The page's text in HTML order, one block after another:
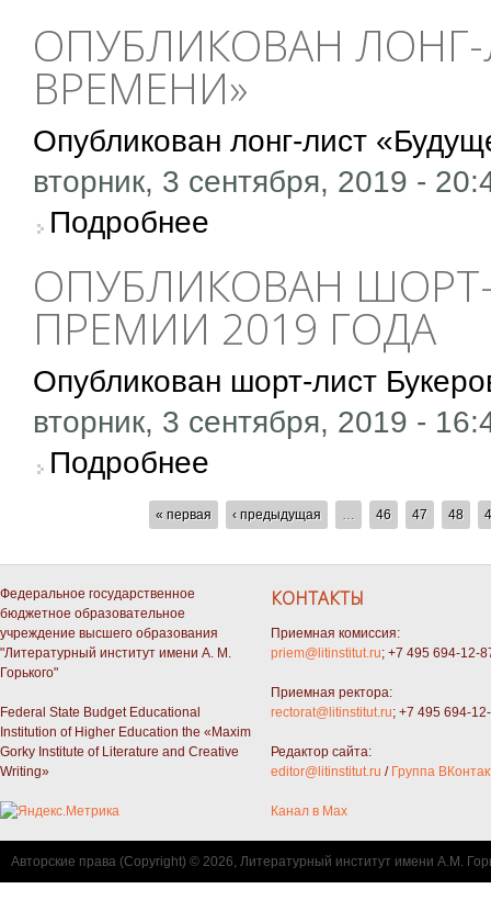
ОПУБЛИКОВАН
ВРЕМЕНИ»
Опубликован лонг-лист
вторник, 3 сентября, 2019 -
Подробнее
ОПУБЛИКОВАН
ПРЕМИИ 2019 ГОДА
Опубликован шорт-лист
вторник, 3 сентября, 2019 -
Подробнее
СТРАНИЦЫ« первая ‹ предыдущая 46 47 48
Федеральное государственное
бюджетное образовательное
учреждение высшего образования
"Литературный институт имени А. М.
Горького"
Federal State Budget Educational
Institution of Higher Education the «Maxim
Gorky Institute of Literature and Creative
Writing»
КОНТАКТЫ
Приемная комиссия:
priem@litinstitut.ru; +7 495 694-12-
Приемная ректора:
rectorat@litinstitut.ru; +7 495 694-
Редактор сайта:
editor@litinstitut.ru / Группа
Канал в Max
Авторские права (Copyright) © 2026, Литературный институт имени А.М.